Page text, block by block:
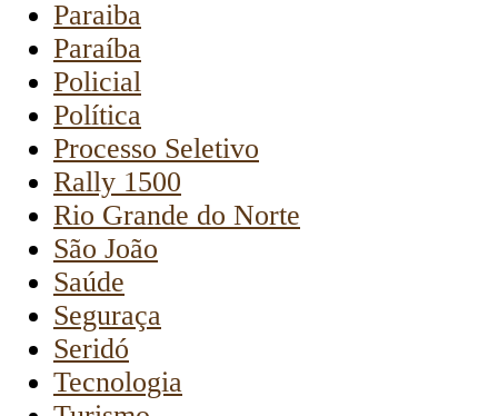
Paraiba
Paraíba
Policial
Política
Processo Seletivo
Rally 1500
Rio Grande do Norte
São João
Saúde
Seguraça
Seridó
Tecnologia